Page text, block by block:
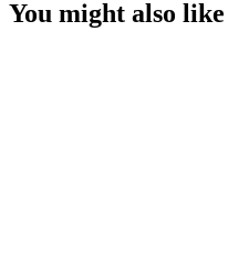
You might also like